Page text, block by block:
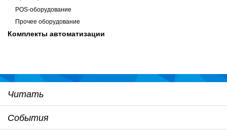
POS-оборудование
Прочее оборудование
Комплекты автоматизации
Читать
События